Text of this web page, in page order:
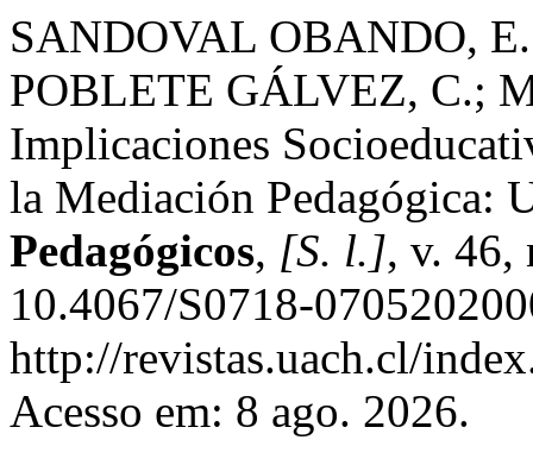
SANDOVAL OBANDO,
POBLETE GÁLVEZ, C.;
Implicaciones
la Mediación Pedagógica:
Pedagógicos, [S. l.], v. 46,
10.4067/S0718-
http://revistas.uach.cl/
Acesso em: 8 ago. 2026.